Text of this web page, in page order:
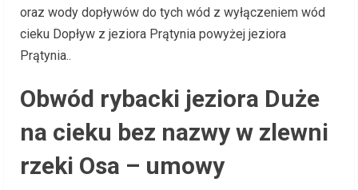
oraz wody dopływów do tych wód z wyłączeniem wód
cieku Dopływ z jeziora Prątynia powyżej jeziora
Prątynia..
Obwód rybacki jeziora Duże
na cieku bez nazwy w zlewni
rzeki Osa – umowy